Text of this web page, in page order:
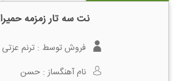
نت سه تار زمزمه حمیرا
فروش توسط : ترنم عزتی
نام آهنگساز : حسن